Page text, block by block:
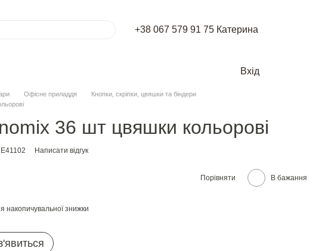
+38 067 579 91 75 Катерина
Вхід
Офісне приладдя
Кнопки, скріпки, цвяшки та біндери
36 шт цвяшки кольорові
Написати відгук
Порівняти В бажання
накопичувальної знижки